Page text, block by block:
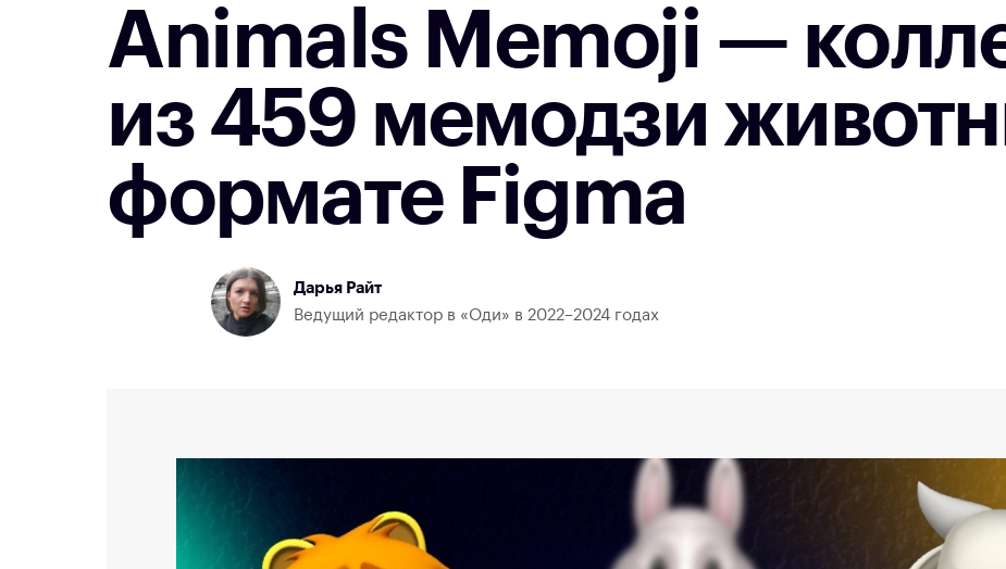
Animals Memoji —
из 459 мемодзи
формате Figma
Дарья Райт
Ведущий редактор в «Оди» в 2022–2024 годах